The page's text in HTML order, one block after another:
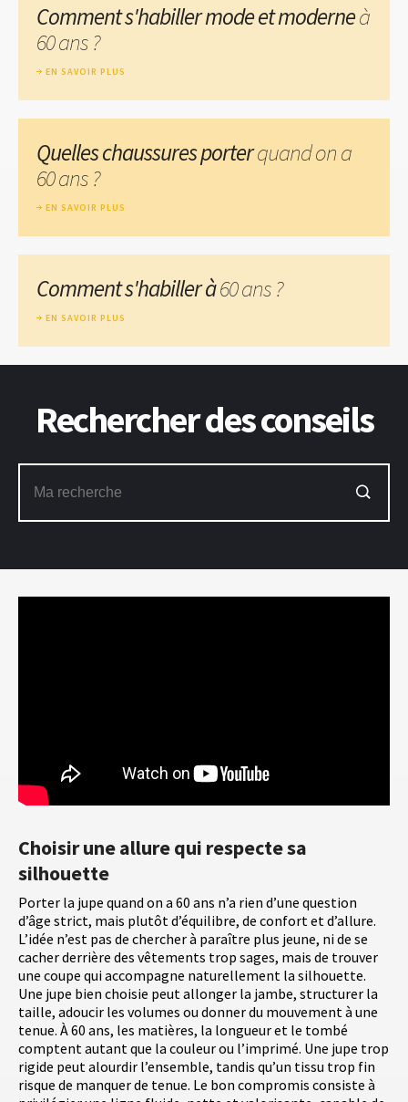
Choisir une allure qui respecte sa
silhouette
Porter la jupe quand on a 60 ans n’a rien d’une question
d’âge strict, mais plutôt d’équilibre, de confort et d’allure.
L’idée n’est pas de chercher à paraître plus jeune, ni de se
cacher derrière des vêtements trop sages, mais de trouver
une coupe qui accompagne naturellement la silhouette.
Une jupe bien choisie peut allonger la jambe, structurer la
taille, adoucir les volumes ou donner du mouvement à une
tenue. À 60 ans, les matières, la longueur et le tombé
comptent autant que la couleur ou l’imprimé. Une jupe trop
rigide peut alourdir l’ensemble, tandis qu’un tissu trop fin
risque de manquer de tenue. Le bon compromis consiste à
Comment s'habiller mode et moderneà
60 ans ?
EN SAVOIR PLUS
Quelles chaussures porterquand on a
60 ans ?
EN SAVOIR PLUS
Comment s'habiller à60 ans ?
EN SAVOIR PLUS
Rechercher des conseils